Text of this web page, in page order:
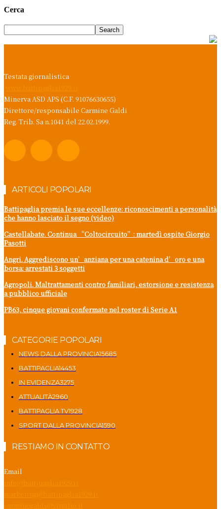
Cerca
Testata giornalistica
Minerva ASD APS (C.F. 91076630655)
Direttore/responsabile Carmine Galdi
Reg. Trib. Sa n.1041 del 22.02.1999.
ARTICOLI POPOLARI
Battipaglia premia le sue eccellenze: riconoscimenti a personalità
che hanno lasciato il segno (video)
Castellabate. Continua “Coltocircuito”: martedì ospite Giorgio
Pasotti
Angri. Aggrediscono un’anziana per una catenina d’oro e una
borsa: arrestati 3 soggetti
Agropoli. Maltrattamenti contro familiari, estorsione e resistenza
a pubblico ufficiale
PB63, cinque giovani confermate nel roster di Serie A1
CATEGORIE POPOLARI
NEWS DALLA PROVINCIA15685
BATTIPAGLIA14453
IN EVIDENZA3275
ATTUALITÀ2960
BATTIPAGLIA TV1928
SPORT DALLA PROVINCIA1590
RESTIAMO IN CONTATTO
Email